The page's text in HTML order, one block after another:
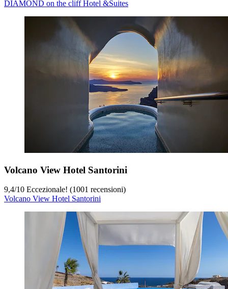
DIAMOND on the cliff Hotel &Suites
Volcano View Hotel Santorini
9,4/10 Eccezionale! (1001 recensioni)
Volcano View Hotel Santorini